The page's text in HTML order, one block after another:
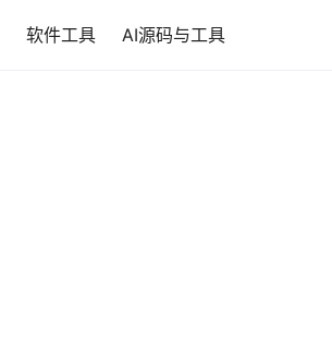
软件工具 AI源码与工具